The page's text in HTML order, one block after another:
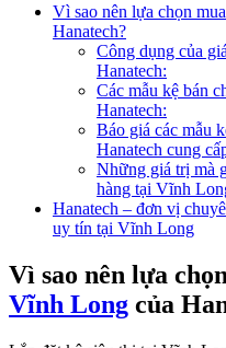
Vì sao nên lựa chọn
Hanatech?
Công dụng của
Hanatech:
Các mẫu kệ bán
Hanatech:
Báo giá các mẫu
Hanatech cung
Những giá trị mà
hàng tại Vĩnh
Hanatech – đơn vị
uy tín tại Vĩnh Long
Vì sao nên lựa
Vĩnh Long của